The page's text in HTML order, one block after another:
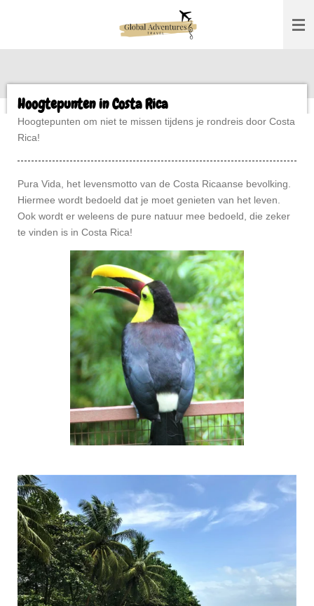
Hoogtepunten in Costa Rica
Hoogtepunten om niet te missen tijdens je rondreis door Costa
Rica!
Pura Vida, het levensmotto van de Costa Ricaanse bevolking.
Hiermee wordt bedoeld dat je moet genieten van het leven.
Ook wordt er weleens de pure natuur mee bedoeld, die zeker
te vinden is in Costa Rica!